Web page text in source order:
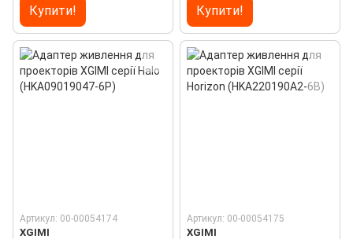
Купити! Купити!
Артикул: 00-00054174
XGIMI
Артикул: 00-00054175
XGIMI